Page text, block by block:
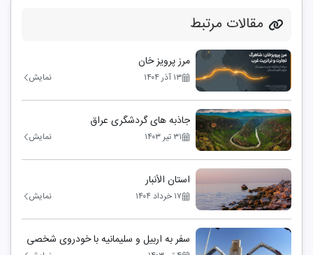
مقالات مرتبط
مرز پرویز خان
۱۳ آذر ۱۴۰۴ نمایش
جاذبه های گردشگری عراق
۳۱ تیر ۱۴۰۳ نمایش
استان الأنبار
۱۷ خرداد ۱۴۰۴ نمایش
سفر به اربیل و سلیمانیه با خودروی شخصی